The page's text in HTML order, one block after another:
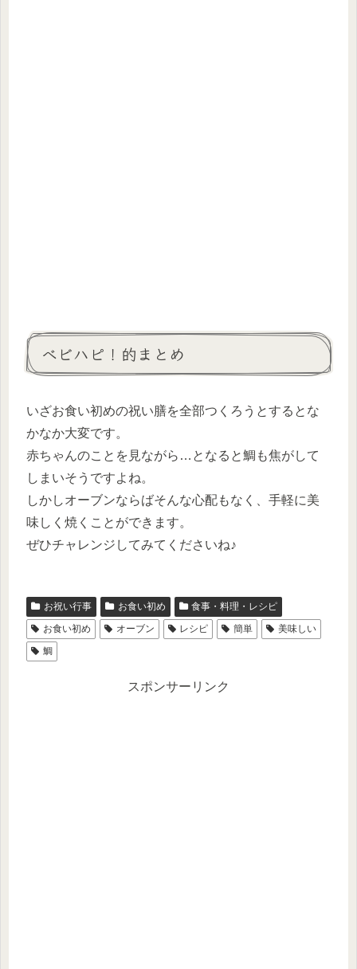
ベビハピ！的まとめ
いざお食い初めの祝い膳を全部つくろうとするとな
かなか大変です。
赤ちゃんのことを見ながら…となると鯛も焦がして
しまいそうですよね。
しかしオーブンならばそんな心配もなく、手軽に美
味しく焼くことができます。
ぜひチャレンジしてみてくださいね♪
お祝い行事 お食い初め
食事・料理・レシピ
お食い初め
オーブン レシピ 簡単
美味しい
鯛
スポンサーリンク